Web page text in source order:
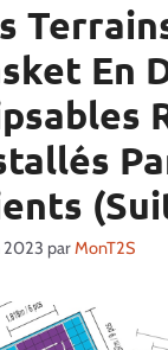
En
2023 parMonT2S